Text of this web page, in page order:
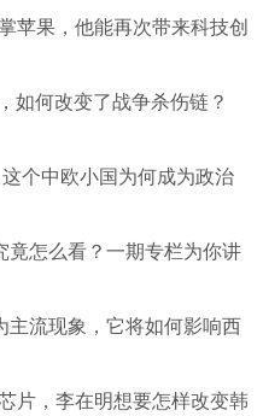
苹果，他能再次带来科技创
如何改变了战争杀伤链？
个中欧小国为何成为政治
竟怎么看？一期专栏为你讲
主流现象，它将如何影响西
片，李在明想要怎样改变韩